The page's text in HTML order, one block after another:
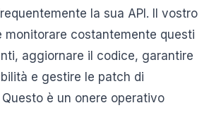
la sua API. Il vostro
monitorare costantemente questi
aggiornare il codice, garantire
e gestire le patch di
è un onere operativo